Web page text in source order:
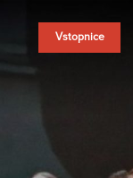
Vstopnice